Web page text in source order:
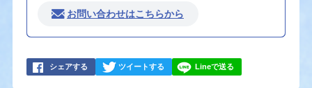
お問い合わせはこちらから
シェアする ツイートする Lineで送る